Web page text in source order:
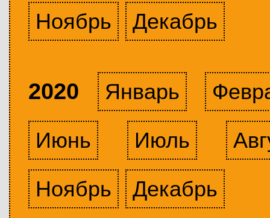
Ноябрь
Декабрь
2020 Январь
Июнь
Июль
Ноябрь
Декабрь